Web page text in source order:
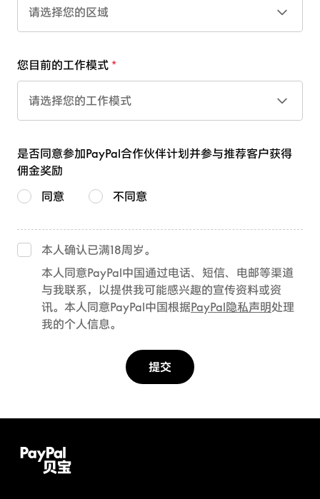
请选择您的区域
您目前的工作模式
请选择您的工作模式
是否同意参加PayPal合作伙伴计划并参与推荐客户获得
佣金奖励
同意
不同意
本人确认已满18周岁。
本人同意PayPal中国通过电话、短信、电邮等渠道
与我联系，以提供我可能感兴趣的宣传资料或资
讯。本人同意PayPal中国根据PayPal隐私声明处理
我的个人信息。
提交